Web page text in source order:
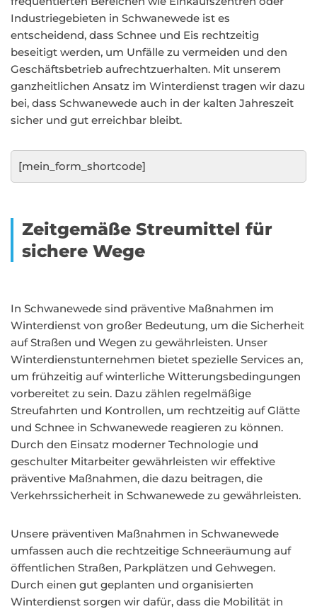
Industriegebieten in Schwanewede ist es
entscheidend, dass Schnee und Eis rechtzeitig
beseitigt werden, um Unfälle zu vermeiden und den
Geschäftsbetrieb aufrechtzuerhalten. Mit unserem
ganzheitlichen Ansatz im Winterdienst tragen wir dazu
bei, dass Schwanewede auch in der kalten Jahreszeit
sicher und gut erreichbar bleibt.
[mein_form_shortcode]
Zeitgemäße Streumittel für
sichere Wege
In Schwanewede sind präventive Maßnahmen im
Winterdienst von großer Bedeutung, um die Sicherheit
auf Straßen und Wegen zu gewährleisten. Unser
Winterdienstunternehmen bietet spezielle Services an,
um frühzeitig auf winterliche Witterungsbedingungen
vorbereitet zu sein. Dazu zählen regelmäßige
Streufahrten und Kontrollen, um rechtzeitig auf Glätte
und Schnee in Schwanewede reagieren zu können.
Durch den Einsatz moderner Technologie und
geschulter Mitarbeiter gewährleisten wir effektive
präventive Maßnahmen, die dazu beitragen, die
Verkehrssicherheit in Schwanewede zu gewährleisten.
Unsere präventiven Maßnahmen in Schwanewede
umfassen auch die rechtzeitige Schneeräumung auf
öffentlichen Straßen, Parkplätzen und Gehwegen.
Durch einen gut geplanten und organisierten
Winterdienst sorgen wir dafür, dass die Mobilität in